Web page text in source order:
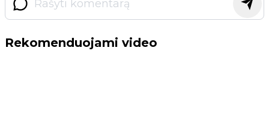
Rekomenduojami video